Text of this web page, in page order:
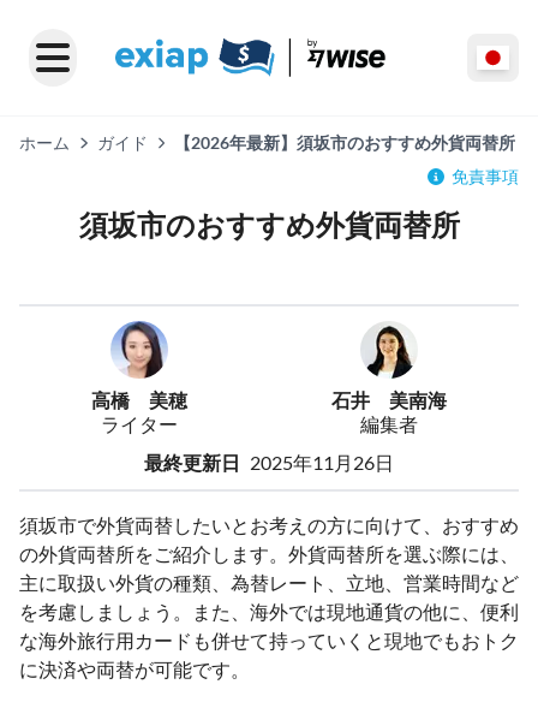
ホーム ガイド
【2026年最新】須坂市のおすすめ外貨両替所
免責事項
須坂市のおすすめ外貨両替所
高橋 美穂
ライター
石井 美南海
編集者
最終更新日 2025年11月26日
須坂市で外貨両替したいとお考えの方に向けて、おすすめ
の外貨両替所をご紹介します。外貨両替所を選ぶ際には、
主に取扱い外貨の種類、為替レート、立地、営業時間など
を考慮しましょう。また、海外では現地通貨の他に、便利
な海外旅行用カードも併せて持っていくと現地でもおトク
に決済や両替が可能です。